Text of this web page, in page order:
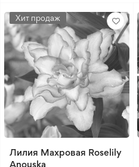
Хит продаж
Лилия Махровая Roselily
Anouska